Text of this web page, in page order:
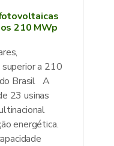
210 MWp
a 210
Brasil A
23 usinas
energética.